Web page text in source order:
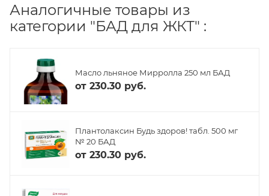
Аналогичные товары из
категории "БАД для ЖКТ" :
Масло льняное Мирролла 250 мл БАД
от 230.30 руб.
Плантолаксин Будь здоров! табл. 500 мг
№ 20 БАД
от 230.30 руб.